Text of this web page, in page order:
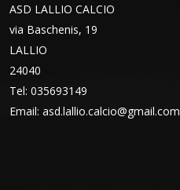
ASD LALLIO CALCIO
via Baschenis, 19
LALLIO
24040
Tel: 035693149
Email: asd.lallio.calcio@gmail.com